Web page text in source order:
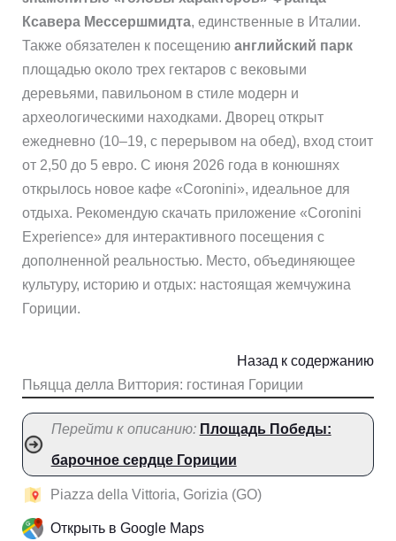
Ксавера Мессершмидта, единственные в Италии.
Также обязателен к посещению английский парк
площадью около трех гектаров с вековыми
деревьями, павильоном в стиле модерн и
археологическими находками. Дворец открыт
ежедневно (10–19, с перерывом на обед), вход стоит
от 2,50 до 5 евро. С июня 2026 года в конюшнях
открылось новое кафе «Coronini», идеальное для
отдыха. Рекомендую скачать приложение «Coronini
Experience» для интерактивного посещения с
дополненной реальностью. Место, объединяющее
культуру, историю и отдых: настоящая жемчужина
Гориции.
Пьяцца делла Виттория: гостиная Гориции
Назад к содержанию
Перейти к описанию: Площадь Победы:
барочное сердце Гориции
Piazza della Vittoria, Gorizia (GO)
Открыть в Google Maps